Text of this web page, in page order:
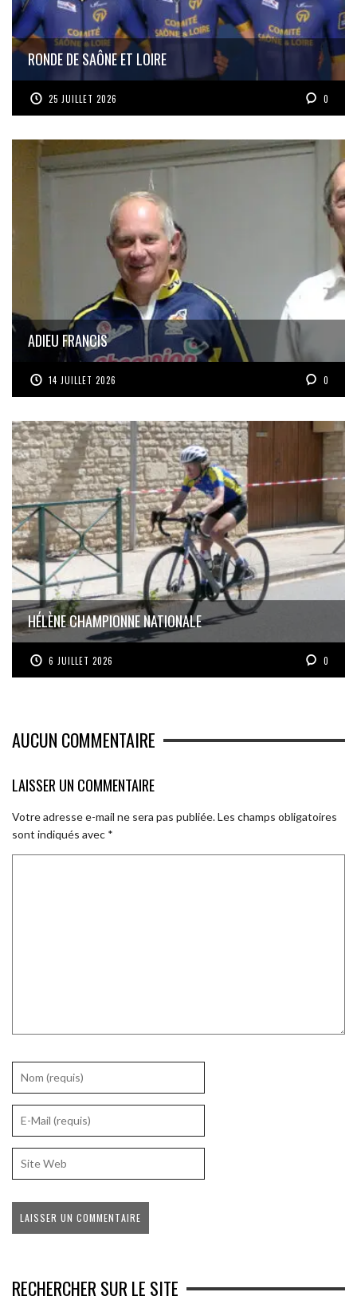
RONDE DE SAÔNE ET LOIRE
25 JUILLET 2026 0
ADIEU FRANCIS
14 JUILLET 2026 0
HÉLÈNE CHAMPIONNE NATIONALE
6 JUILLET 2026 0
AUCUN COMMENTAIRE
LAISSER UN COMMENTAIRE
Votre adresse e-mail ne sera pas publiée.Les champs obligatoires
sont indiqués avec *
RECHERCHER SUR LE SITE